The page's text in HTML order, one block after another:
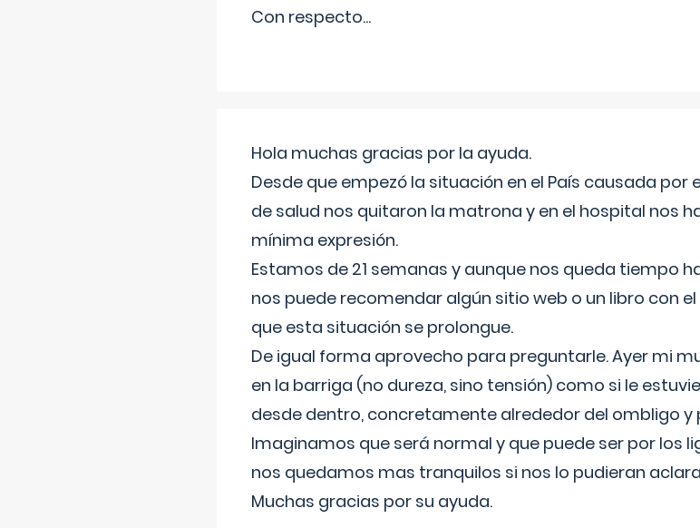
Con respecto...
Hola muchas gracias por la ayuda.
Desde que empezó la situación en el País causada
de salud nos quitaron la matrona y en el hospital nos
mínima expresión.
Estamos de 21 semanas y aunque nos queda tiempo
nos puede recomendar algún sitio web o un libro con
que esta situación se prolongue.
De igual forma aprovecho para preguntarle. Ayer mi
en la barriga (no dureza, sino tensión) como si le
desde dentro, concretamente alrededor del ombligo y
Imaginamos que será normal y que puede ser por los
nos quedamos mas tranquilos si nos lo pudieran
Muchas gracias por su ayuda.